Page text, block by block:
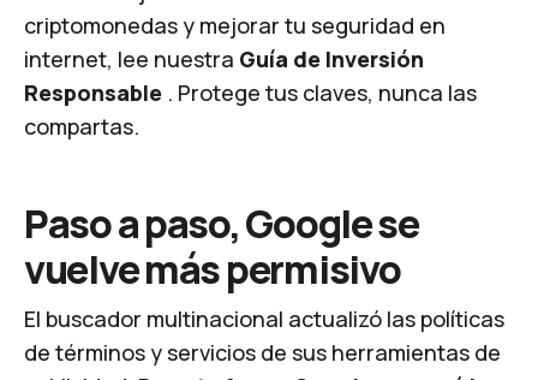
criptomonedas y mejorar tu seguridad en
internet, lee nuestra Guía de Inversión
Responsable . Protege tus claves, nunca las
compartas.
Paso a paso, Google se
vuelve más permisivo
El buscador multinacional actualizó las políticas
de términos y servicios de sus herramientas de